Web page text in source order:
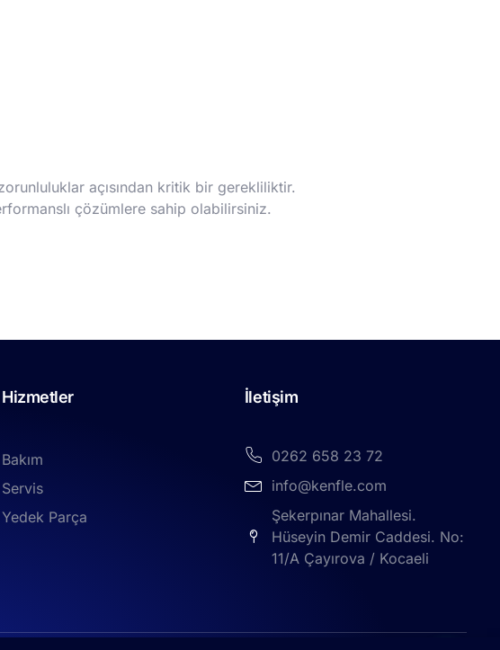
açısından kritik bir gerekliliktir.
çözümlere sahip olabilirsiniz.
Hizmetler
Bakım
Servis
Yedek Parça
İletişim
0262 658 23 72
info@kenfle.com
Şekerpınar Mahallesi.
Hüseyin Demir Caddesi. No:
11/A Çayırova / Kocaeli